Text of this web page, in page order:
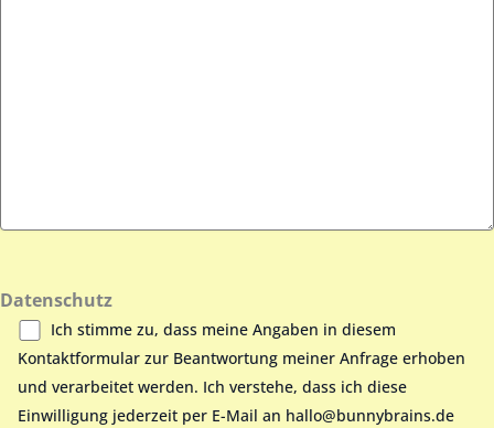
Datenschutz
Ich stimme zu, dass meine Angaben in diesem
Kontaktformular zur Beantwortung meiner Anfrage erhoben
und verarbeitet werden. Ich verstehe, dass ich diese
Einwilligung jederzeit per E-Mail an hallo@bunnybrains.de